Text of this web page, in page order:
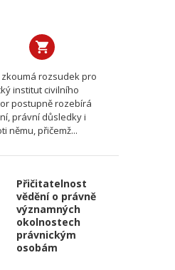
rozsudek pro
institut civilního
postupně rozebírá
právní důsledky i
němu, přičemž...
Přičitatelnost
vědění o právně
významných
okolnostech
právnickým
osobám